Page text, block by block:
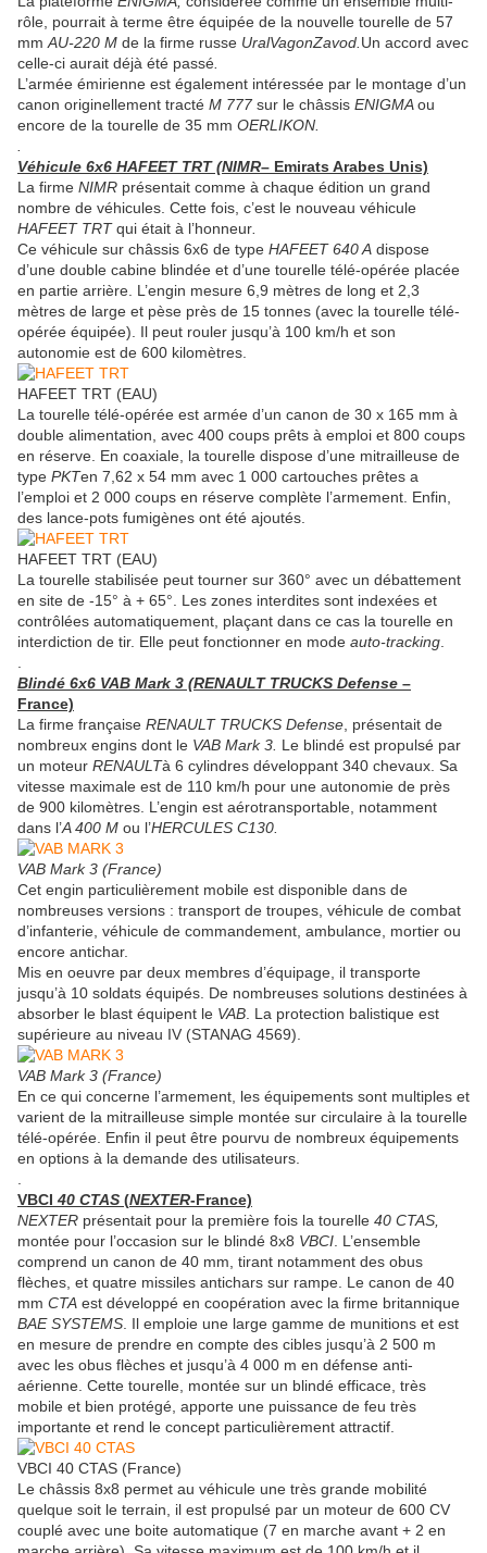
rôle, pourrait à terme être équipée de la nouvelle tourelle de 57
mm AU-220 M de la firme russe UralVagonZavod. Un accord avec
celle-ci aurait déjà été passé
L’armée émirienne est également intéressée par le montage d’un
canon originellement tracté M 777sur le châssis ENIGMAou
encore de la tourelle de 35 mm OERLIKON.
Véhicule 6x6 HAFEET TRT (NIMR– Emirats Arabes Unis)
La firme NIMR présentait comme à chaque édition un grand
nombre de véhicules. Cette fois, c’est le nouveau véhicule
HAFEET TRTqui était à l’honneur
Ce véhicule sur châssis 6x6 de type HAFEET 640 A dispose
d’une double cabine blindée et d’une tourelle télé-opérée placée
en partie arrière. L’engin mesure 6,9 mètres de long et 2,3
mètres de large et pèse près de 15 tonnes (avec la tourelle télé-
opérée équipée). Il peut rouler jusqu’à 100 km/h et son
autonomie est de 600 kilomètres.
HAFEET TRT (EAU)
La tourelle télé-opérée est armée d’un canon de 30 x 165 mm à
double alimentation, avec 400 coups prêts à emploi et 800 coups
en réserve. En coaxiale, la tourelle dispose d’une mitrailleuse de
type PKTen 7,62 x 54 mm avec 1 000 cartouches prêtes a
l’emploi et 2 000 coups en réserve complète l’armement. Enfin,
des lance-pots fumigènes ont été ajoutés.
HAFEET TRT (EAU)
La tourelle stabilisée peut tourner sur 360° avec un débattement
en site de -15° à + 65°. Les zones interdites sont indexées et
contrôlées automatiquement, plaçant dans ce cas la tourelle en
interdiction de tir. Elle peut fonctionner en mode auto-tracking
Blindé 6x6 VAB Mark 3 (RENAULT TRUCKS Defense –
France)
La firme française RENAULT TRUCKS Defense , présentait de
nombreux engins dont le VAB Mark 3. Le blindé est propulsé par
un moteur RENAULTà 6 cylindres développant 340 chevaux. Sa
vitesse maximale est de 110 km/h pour une autonomie de près
de 900 kilomètres. L’engin est aérotransportable, notamment
dans l’A 400 M ou l’HERCULES C130.
VAB Mark 3 (France)
Cet engin particulièrement mobile est disponible dans de
nombreuses versions : transport de troupes, véhicule de combat
d’infanterie, véhicule de commandement, ambulance, mortier ou
encore antichar.
Mis en oeuvre par deux membres d’équipage, il transporte
jusqu’à 10 soldats équipés. De nombreuses solutions destinées à
absorber le blast équipent le VAB . La protection balistique est
supérieure au niveau IV (STANAG 4569).
VAB Mark 3 (France)
En ce qui concerne l’armement, les équipements sont multiples et
varient de la mitrailleuse simple montée sur circulaire à la tourelle
télé-opérée. Enfin il peut être pourvu de nombreux équipements
en options à la demande des utilisateurs.
VBCI 40 CTAS (NEXTER-France)
NEXTER présentait pour la première fois la tourelle 40 CTAS,
montée pour l’occasion sur le blindé 8x8 VBCI . L’ensemble
comprend un canon de 40 mm, tirant notamment des obus
flèches, et quatre missiles antichars sur rampe. Le canon de 40
mm CTA est développé en coopération avec la firme britannique
BAE SYSTEMS . Il emploie une large gamme de munitions et est
en mesure de prendre en compte des cibles jusqu’à 2 500 m
avec les obus flèches et jusqu’à 4 000 m en défense anti-
aérienne. Cette tourelle, montée sur un blindé efficace, très
mobile et bien protégé, apporte une puissance de feu très
importante et rend le concept particulièrement attractif.
VBCI 40 CTAS (France)
Le châssis 8x8 permet au véhicule une très grande mobilité
quelque soit le terrain, il est propulsé par un moteur de 600 CV
couplé avec une boite automatique (7 en marche avant + 2 en